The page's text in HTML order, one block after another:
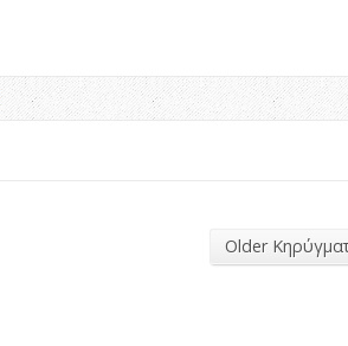
Older